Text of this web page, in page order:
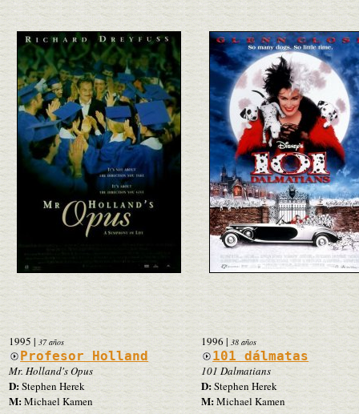
1995 | 37 años
Profesor Holland
Mr. Holland's Opus
D:Stephen Herek
M: Michael Kamen
1996 |38 años
101 dálmatas
101 Dalmatians
D:Stephen Herek
M:Michael Kamen